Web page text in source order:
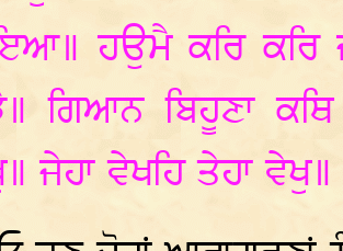
ਹਉਮੈ ਕਰਿ
ਗਿਆਨ ਬਿਹੂਣਾ
ਜੇਹਾ ਵੇਖਹਿ ਤੇਹਾ